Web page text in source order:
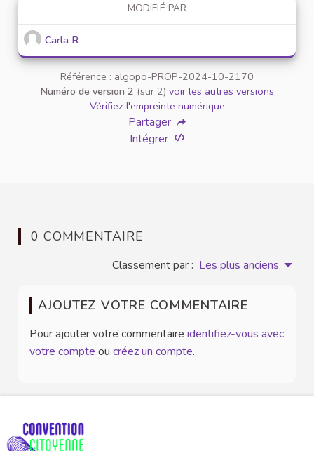
MODIFIÉ PAR
Carla R
Référence : algopo-PROP-2024-10-2170
Numéro de version 2 (sur 2) voir les autres versions
Vérifiez l'empreinte numérique
Partager
Intégrer
0 COMMENTAIRE
Classement par : Les plus anciens
AJOUTEZ VOTRE COMMENTAIRE
Pour ajouter votre commentaire identifiez-vous avec
votre compte ou créez un compte.